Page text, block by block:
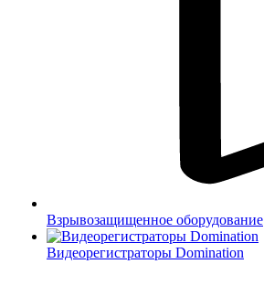
Взрывозащищенное оборудование
Видеорегистраторы Domination